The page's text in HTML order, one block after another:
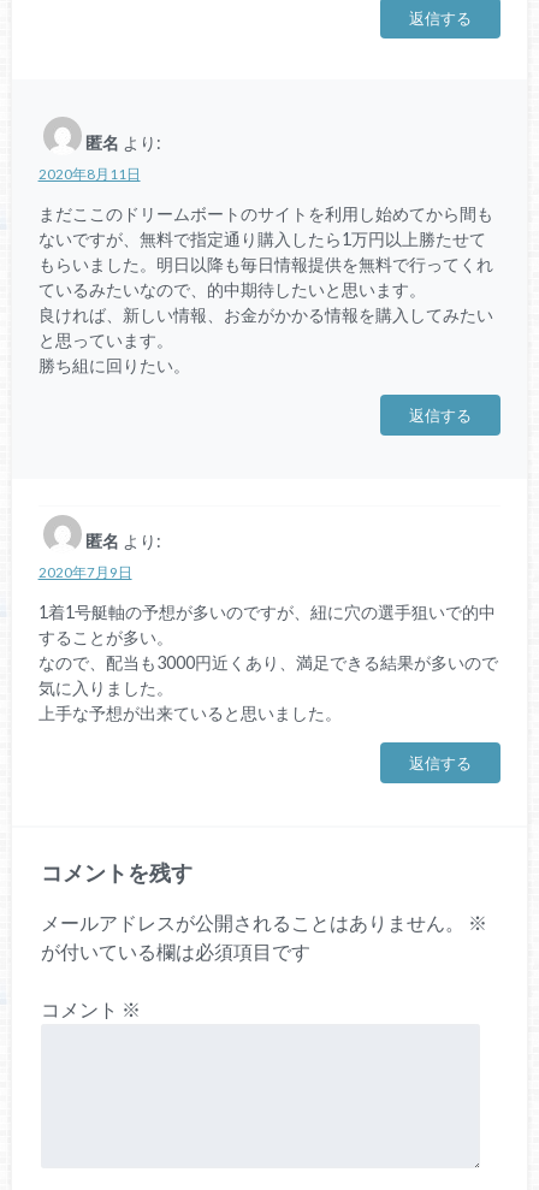
返信する
匿名 より:
2020年8月11日
まだここのドリームボートのサイトを利用し始めてから間も
ないですが、無料で指定通り購入したら1万円以上勝たせて
もらいました。明日以降も毎日情報提供を無料で行ってくれ
ているみたいなので、的中期待したいと思います。
良ければ、新しい情報、お金がかかる情報を購入してみたい
と思っています。
勝ち組に回りたい。
返信する
匿名 より:
2020年7月9日
1着1号艇軸の予想が多いのですが、紐に穴の選手狙いで的中
することが多い。
なので、配当も3000円近くあり、満足できる結果が多いので
気に入りました。
上手な予想が出来ていると思いました。
返信する
コメントを残す
メールアドレスが公開されることはありません。
※
が付いている欄は必須項目です
コメント ※